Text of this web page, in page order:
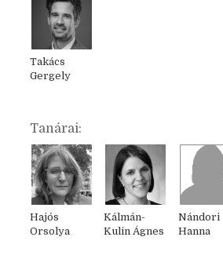
Takács
Gergely
Tanárai:
Hajós
Orsolya
Kálmán-
Kulin Ágnes
Nándori
Hanna